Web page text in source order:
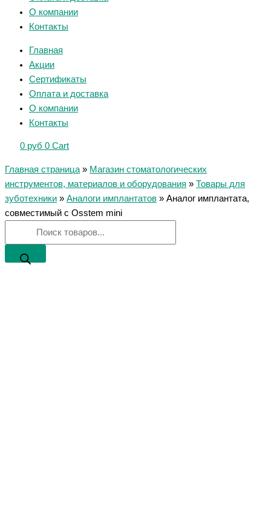
О компании
Контакты
Главная
Акции
Сертификаты
Оплата и доставка
О компании
Контакты
0 руб 0 Cart
Главная страница » Магазин стоматологических
инструментов, материалов и оборудования » Товары для
зуботехники » Аналоги имплантатов » Аналог имплантата,
совместимый с Osstem mini